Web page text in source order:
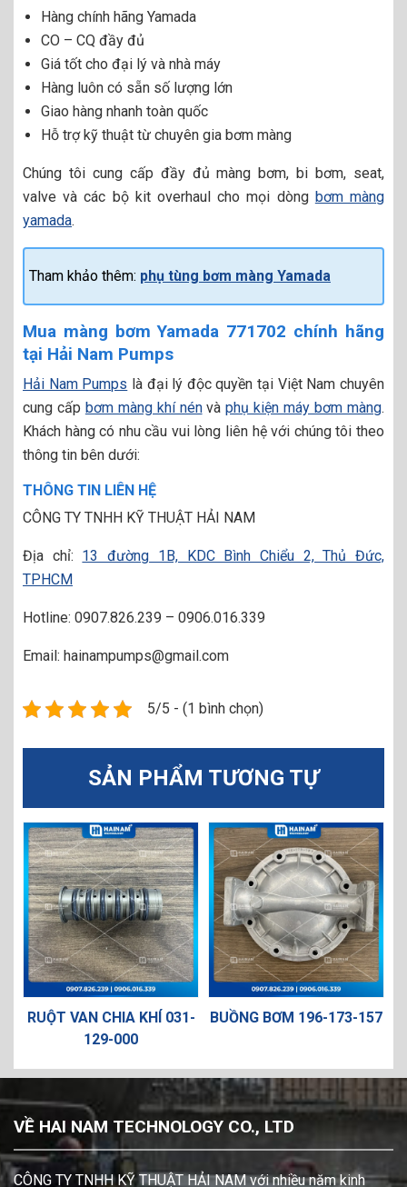
Hàng chính hãng Yamada
CO – CQ đầy đủ
Giá tốt cho đại lý và nhà máy
Hàng luôn có sẵn số lượng lớn
Giao hàng nhanh toàn quốc
Hỗ trợ kỹ thuật từ chuyên gia bơm màng
Chúng tôi cung cấp đầy đủ màng bơm, bi bơm, seat,
valve và các bộ kit overhaul cho mọi dòng bơm màng
yamada.
Tham khảo thêm: phụ tùng bơm màng Yamada
Mua màng bơm Yamada 771702 chính hãng
tại Hải Nam Pumps
Hải Nam Pumps là đại lý độc quyền tại Việt Nam chuyên
cung cấp bơm màng khí nénvàphụ kiện máy bơm màng.
Khách hàng có nhu cầu vui lòng liên hệ với chúng tôi theo
thông tin bên dưới:
THÔNG TIN LIÊN HỆ
CÔNG TY TNHH KỸ THUẬT HẢI NAM
Địa chỉ: 13 đường 1B, KDC Bình Chiểu 2, Thủ Đức,
TPHCM
Hotline: 0907.826.239 – 0906.016.339
Email: hainampumps@gmail.com
5/5 - (1 bình chọn)
SẢN PHẨM TƯƠNG TỰ
CHIA KHÍ 031-
BUỒNG BƠM 196-173-157 TRỤC BƠM
VỀ HAI NAM TECHNOLOGY CO., LTD
CÔNG TY TNHH KỸ THUẬT HẢI NAM với nhiều năm kinh